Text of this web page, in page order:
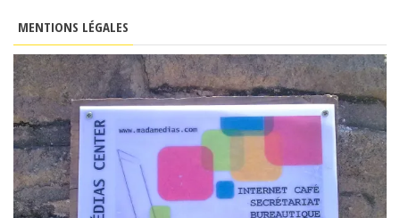
MENTIONS LÉGALES